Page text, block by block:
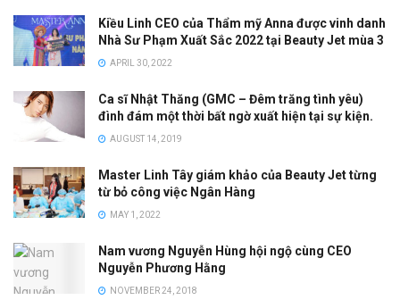
Kiều Linh CEO của Thẩm mỹ Anna được vinh danh
Nhà Sư Phạm Xuất Sắc 2022 tại Beauty Jet mùa 3
APRIL 30, 2022
Ca sĩ Nhật Thăng (GMC – Đêm trăng tình yêu)
đình đám một thời bất ngờ xuất hiện tại sự kiện.
AUGUST 14, 2019
Master Linh Tây giám khảo của Beauty Jet từng
từ bỏ công việc Ngân Hàng
MAY 1, 2022
Nam vương Nguyễn Hùng hội ngộ cùng CEO
Nguyễn Phương Hằng
NOVEMBER 24, 2018